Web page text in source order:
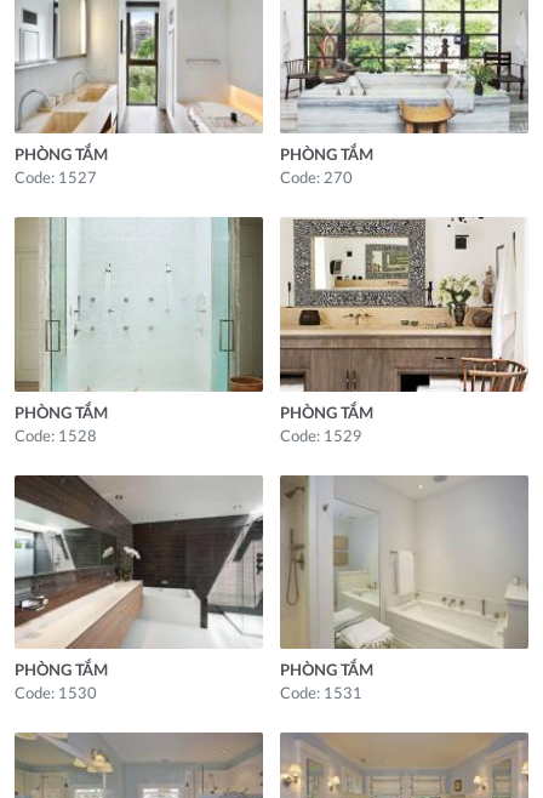
PHÒNG TẮM
Code: 1527
PHÒNG TẮM
Code: 270
PHÒNG TẮM
Code: 1528
PHÒNG TẮM
Code: 1529
PHÒNG TẮM
Code: 1530
PHÒNG TẮM
Code: 1531